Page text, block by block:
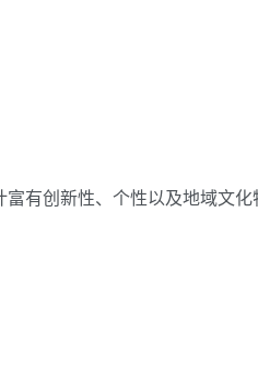
有创新性、个性以及地域文